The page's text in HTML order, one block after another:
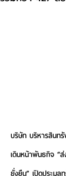
บริษัท บริหารสินท
เดินหน้าพันธกิจ “
ยั่งยืน” เปิดประมูล